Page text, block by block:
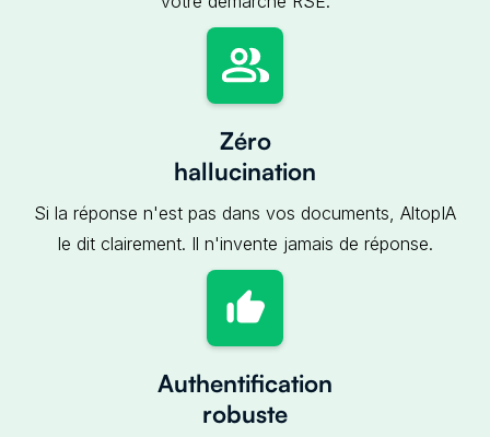
Zéro
hallucination
Si la réponse n'est pas dans vos documents, AltopIA
le dit clairement. Il n'invente jamais de réponse.
Authentification
robuste